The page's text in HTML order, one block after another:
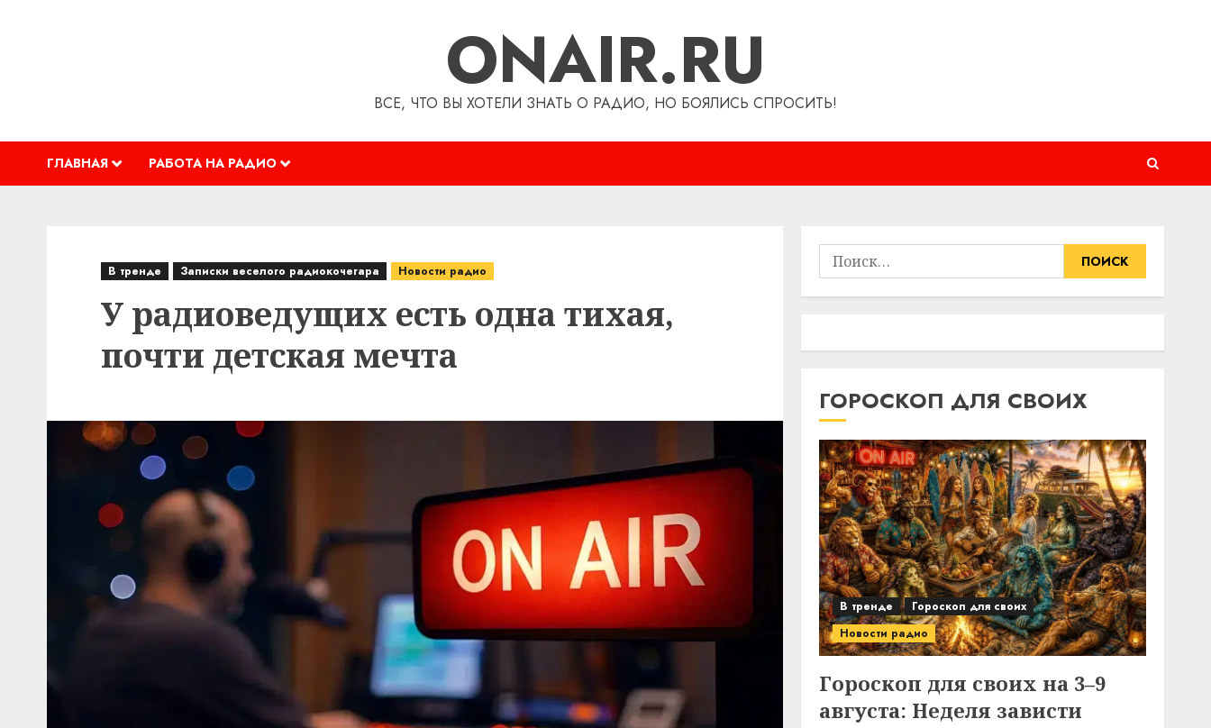
ONAIR.RU
ВСЕ, ЧТО ВЫ ХОТЕЛИ ЗНАТЬ О РАДИО, НО БОЯЛИСЬ СПРОСИТЬ!
ГЛАВНАЯ РАБОТА НА РАДИО
В тренде Записки веселого радиокочегара Новости радио
У радиоведущих есть одна тихая,
почти детская мечта
Найти:
ГОРОСКОП ДЛЯ СВОИХ
В тренде
Гороскоп для своих
Новости радио
Гороскоп для своих на 3–9
августа: Неделя зависти